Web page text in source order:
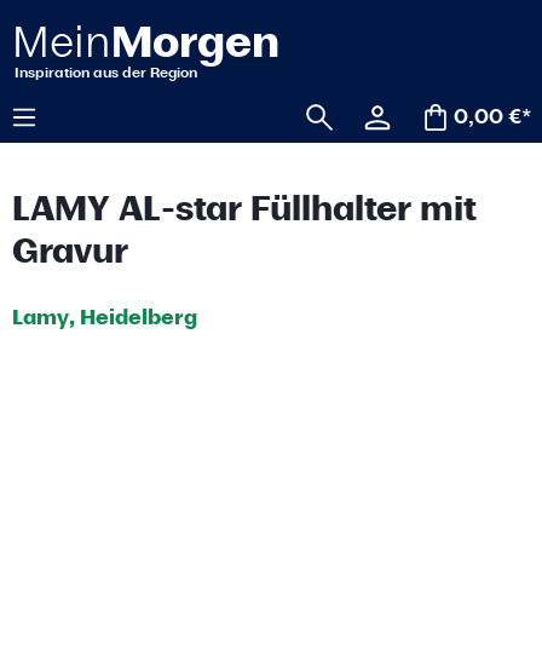
springen
0,00 €*
LAMY AL-star Füllhalter mit
Gravur
Lamy, Heidelberg